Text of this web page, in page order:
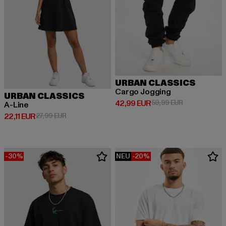
URBAN CLASSICS
A-Line
22,11 EUR
Derzeitiger Preis: 22,11 EUR
27,99 EURAktionspreis: 27,99 EUR
URBAN CLASSICS
Cargo Jogging
42,99 EUR
Derzeitiger Preis: 42,99 EUR
59,99 EURAktionspreis:
-30% NEU -20%